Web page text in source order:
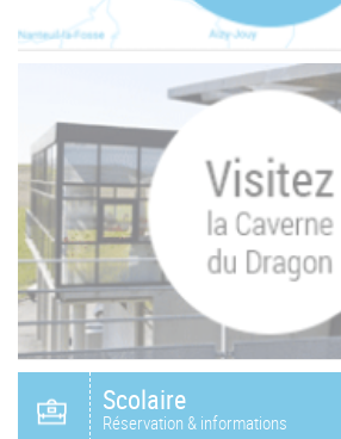
Scolaire
Réservation & informations